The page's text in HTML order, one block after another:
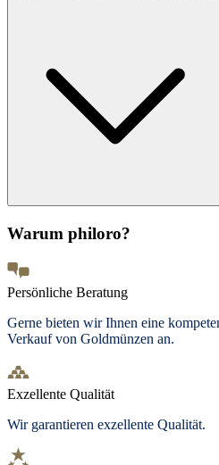
Warum philoro?
Persönliche Beratung
Gerne bieten wir Ihnen eine
Verkauf von Goldmünzen an.
Exzellente Qualität
Wir garantieren exzellente Qualität.